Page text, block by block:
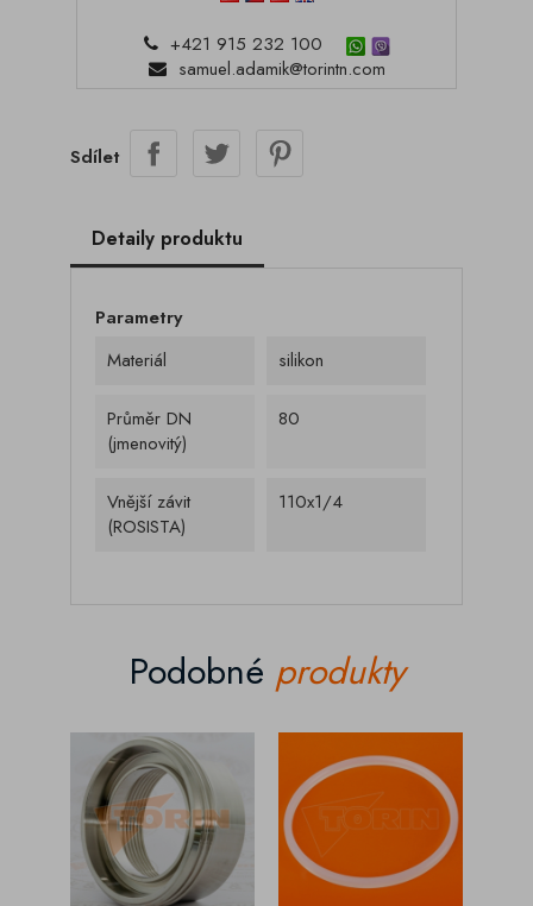
+421 915 232 100
samuel.adamik@torintn.com
Sdílet
Detaily produktu
Parametry
Materiál
silikon
Průměr DN
(jmenovitý)
80
Vnější závit
(ROSISTA)
110x1/4
Podobné produkty